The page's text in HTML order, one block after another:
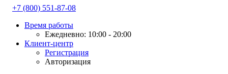
+7 (800) 551-87-08
Время работы
Ежедневно: 10:00 - 20:00
Клиент-центр
Регистрация
Авторизация